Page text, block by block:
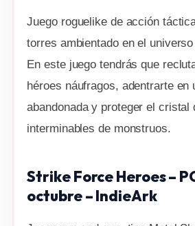
Juego roguelike de acción
torres ambientado en el
En este juego tendrás que
héroes náufragos, adentrarte en
abandonada y proteger el cristal
interminables de monstruos.
Strike Force Heroes –
octubre – IndieArk